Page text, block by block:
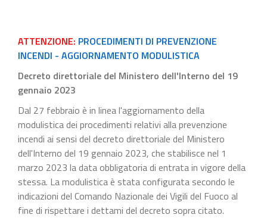
ATTENZIONE: PROCEDIMENTI DI PREVENZIONE
INCENDI - AGGIORNAMENTO MODULISTICA
Decreto direttoriale del Ministero dell'Interno del 19
gennaio 2023
Dal 27 febbraio è in linea l'aggiornamento della
modulistica dei procedimenti relativi alla prevenzione
incendi ai sensi del decreto direttoriale del Ministero
dell'Interno del 19 gennaio 2023, che stabilisce nel 1
marzo 2023 la data obbligatoria di entrata in vigore della
stessa. La modulistica è stata configurata secondo le
indicazioni del Comando Nazionale dei Vigili del Fuoco al
fine di rispettare i dettami del decreto sopra citato.